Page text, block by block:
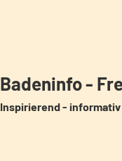
Badeninfo -
Inspirierend -